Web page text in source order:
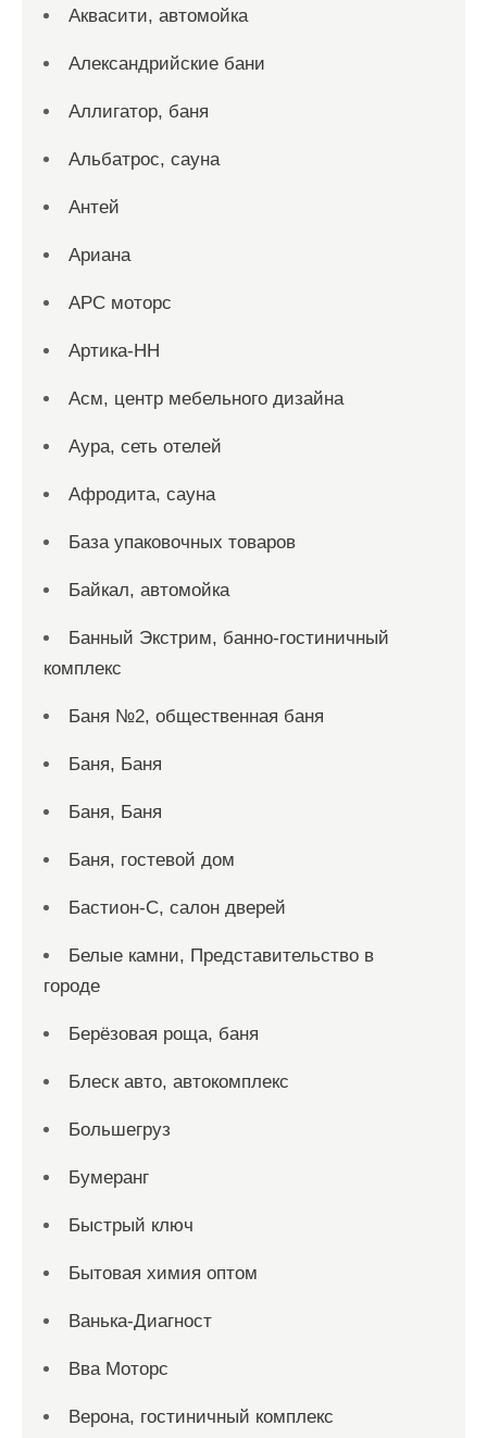
Аквасити, автомойка
Александрийские бани
Аллигатор, баня
Альбатрос, сауна
Антей
Ариана
АРС моторс
Артика-НН
Асм, центр мебельного дизайна
Аура, сеть отелей
Афродита, сауна
База упаковочных товаров
Байкал, автомойка
Банный Экстрим, банно-гостиничный
комплекс
Баня №2, общественная баня
Баня, Баня
Баня, Баня
Баня, гостевой дом
Бастион-С, салон дверей
Белые камни, Представительство в
городе
Берёзовая роща, баня
Блеск авто, автокомплекс
Большегруз
Бумеранг
Быстрый ключ
Бытовая химия оптом
Ванька-Диагност
Вва Моторс
Верона, гостиничный комплекс